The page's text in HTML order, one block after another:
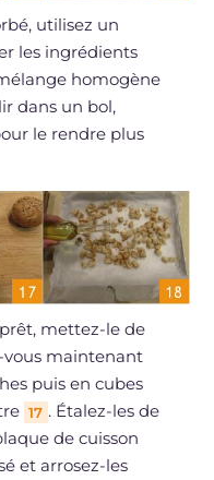
utilisez un
les ingrédients
homogène
dans un bol,
le rendre plus
mettez-le de
vous maintenant
puis en cubes
17 . Étalez-les de
de cuisson
et arrosez-les